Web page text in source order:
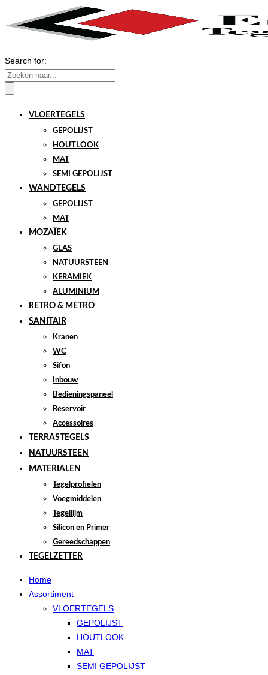
Search for:
VLOERTEGELS
GEPOLIJST
HOUTLOOK
MAT
SEMI GEPOLIJST
WANDTEGELS
GEPOLIJST
MAT
MOZAÏEK
GLAS
NATUURSTEEN
KERAMIEK
ALUMINIUM
RETRO & METRO
SANITAIR
Kranen
WC
Sifon
Inbouw
Bedieningspaneel
Reservoir
Accessoires
TERRASTEGELS
NATUURSTEEN
MATERIALEN
Tegelprofielen
Voegmiddelen
Tegellijm
Silicon en Primer
Gereedschappen
TEGELZETTER
Home
Assortiment
VLOERTEGELS
GEPOLIJST
HOUTLOOK
MAT
SEMI GEPOLIJST